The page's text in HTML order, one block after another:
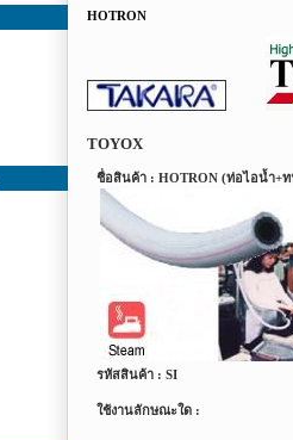
HOTRON
TOYOX
ชื่อสินค้า : HOTRON (ท่อไอน้ำ+
รหัสสินค้า : SI
ใช้งานลักษณะใด :